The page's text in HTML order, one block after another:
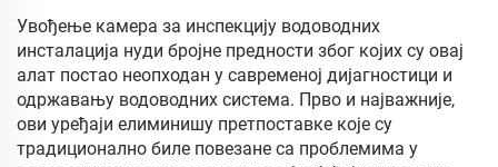
заштитом за испитивање
канализационих линија
Увођење камера за инспекцију водоводних
инсталација нуди бројне предности због којих су овај
алат постао неопходан у савременој дијагностици и
одржавању водоводних система. Прво и најважније,
ови уређаји елиминишу претпоставке које су
традиционално биле повезане са проблемима у